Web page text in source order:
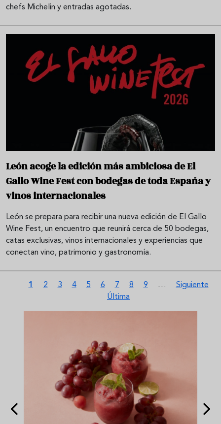
chefs Michelin y entradas agotadas.
León acoge la edición más ambiciosa de El
Gallo Wine Fest con bodegas de toda España y
vinos internacionales
León se prepara para recibir una nueva edición de El Gallo
Wine Fest, un encuentro que reunirá cerca de 50 bodegas,
catas exclusivas, vinos internacionales y experiencias que
conectan vino, patrimonio y gastronomía.
Paginación
Página actual
1 Página
2 Página
3 Página
4 Página
5 Página
6 Página
7 Página
8 Página
9 … Siguiente
Siguiente
Última página
Última